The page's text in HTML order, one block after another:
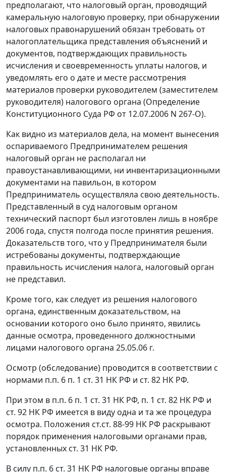
предполагают, что налоговый орган, проводящий
камеральную налоговую проверку, при обнаружении
налоговых правонарушений обязан требовать от
налогоплательщика представления объяснений и
документов, подтверждающих правильность
исчисления и своевременность уплаты налогов, и
уведомлять его о дате и месте рассмотрения
материалов проверки руководителем (заместителем
руководителя) налогового органа (Определение
Конституционного Суда РФ от 12.07.2006 N 267-О).
Как видно из материалов дела, на момент вынесения
оспариваемого Предпринимателем решения
налоговый орган не располагал ни
правоустанавливающими, ни инвентаризационными
документами на павильон, в котором
Предприниматель осуществляла свою деятельность.
Представленный в суд налоговым органом
технический паспорт был изготовлен лишь в ноябре
2006 года, спустя полгода после принятия решения.
Доказательств того, что у Предпринимателя были
истребованы документы, подтверждающие
правильность исчисления налога, налоговый орган
не представил.
Кроме того, как следует из решения налогового
органа, единственным доказательством, на
основании которого оно было принято, явились
данные осмотра, проведенного должностными
лицами налогового органа 25.05.06 г.
Осмотр (обследование) проводится в соответствии с
нормами п.п. 6 п. 1 ст. 31 НК РФ и ст. 82 НК РФ.
При этом в п.п. 6 п. 1 ст. 31 НК РФ, п. 1 ст. 82 НК РФ и
ст. 92 НК РФ имеется в виду одна и та же процедура
осмотра. Положения ст.ст. 88-99 НК РФ раскрывают
порядок применения налоговыми органами прав,
установленных ст. 31 НК РФ.
В силу п.п. 6 ст. 31 НК РФ налоговые органы вправе